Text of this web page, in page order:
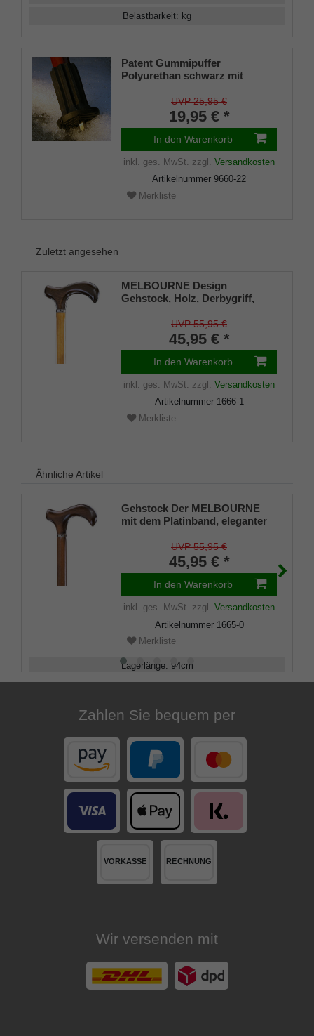
Belastbarkeit: kg
Patent Gummipuffer
Polyurethan schwarz mit
Gehstöcke aus Holz und Metall,
flexibler Schaft für
Durchmesser von ca. 17-22 mm
UVP 25,95 €
19,95 € *
In den Warenkorb
inkl. ges. MwSt. zzgl. Versandkosten
Artikelnummer 9660-22
Merkliste
Zuletzt angesehen
MELBOURNE Design
Gehstock, Holz, Derbygriff,
lackiert, Platinband, elegant,
Damen und Herren, inkl.
Gummipuffer
UVP 55,95 €
45,95 € *
In den Warenkorb
inkl. ges. MwSt. zzgl. Versandkosten
Artikelnummer 1666-1
Merkliste
Ähnliche Artikel
Gehstock Der MELBOURNE
mit dem Platinband, eleganter
Fritz- und Derbygriff,
aufgesetzt auf einen Stock aus
europäischem Buchenholz, in
der Farbe MaroneBraun
gebeizt und lackiert, inklusiv
Schlankpuffer.
UVP 55,95 €
45,95 € *
In den Warenkorb
inkl. ges. MwSt. zzgl. Versandkosten
Artikelnummer 1665-0
Merkliste
Lagerlänge: 94cm
Zahlen Sie bequem per
Wir versenden mit